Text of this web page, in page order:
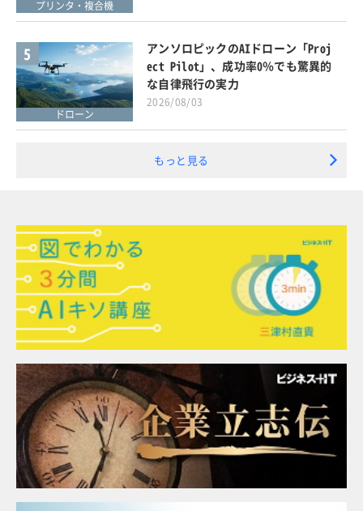
プリンタ・複合機
5
ドローン
アンソロピックのAIドローン「Proj
ect Pilot」、成功率0％でも驚異的
な自律飛行の実力
2026/08/03
もっと見る